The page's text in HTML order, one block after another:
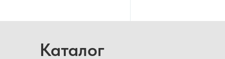
Каталог